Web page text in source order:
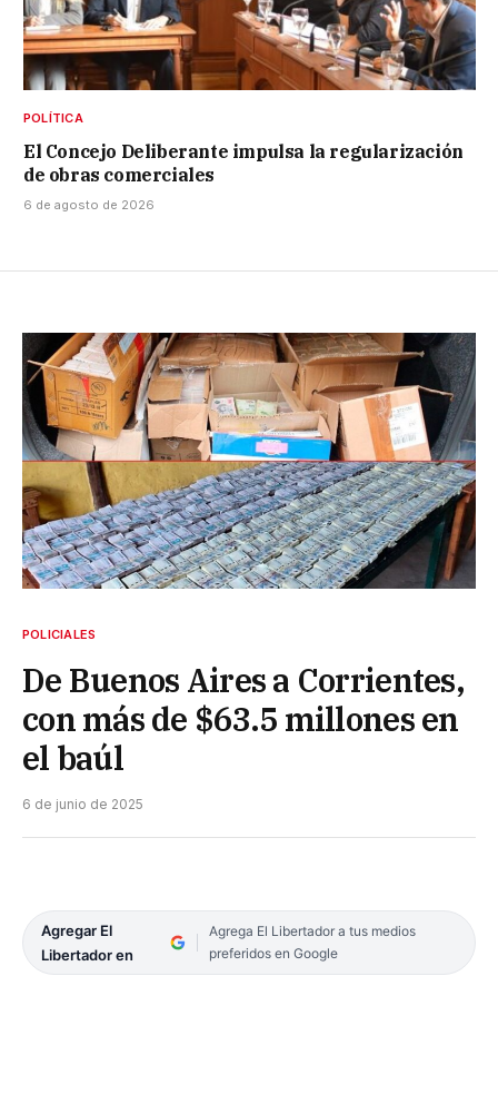
POLÍTICA
El Concejo Deliberante impulsa la regularización
de obras comerciales
6 de agosto de 2026
POLICIALES
De Buenos Aires a Corrientes,
con más de $63.5 millones en
el baúl
6 de junio de 2025
Agregar El
Libertador en
Agrega El Libertador a tus medios
preferidos en Google